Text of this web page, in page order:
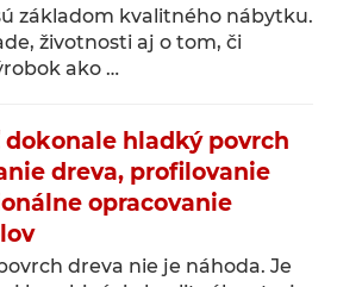
základom kvalitného nábytku.
životnosti aj o tom, či
ako …
hladký povrch
dreva, profilovanie
opracovanie
dreva nie je náhoda. Je